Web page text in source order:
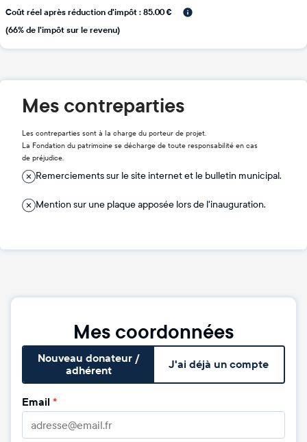
Coût réel après réduction d'impôt : 85.00 €
(66% de l'impôt sur le revenu)
Mes contreparties
Les contreparties sont à la charge du porteur de projet.
La Fondation du patrimoine se décharge de toute responsabilité en cas
de préjudice.
Remerciements sur le site internet et le bulletin municipal.
Mention sur une plaque apposée lors de l'inauguration.
Mes coordonnées
Nouveau donateur /
adhérent
J'ai déjà un compte
Email *